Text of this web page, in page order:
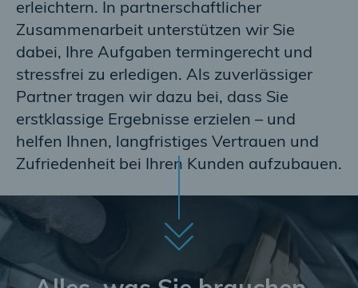
erleichtern. In partnerschaftlicher
Zusammenarbeit unterstützen wir Sie
dabei, Ihre Aufgaben termingerecht und
stressfrei zu erledigen. Als zuverlässiger
Partner tragen wir dazu bei, dass Sie
erstklassige Ergebnisse erzielen – und
helfen Ihnen, langfristiges Vertrauen und
Zufriedenheit bei Ihren Kunden aufzubauen.